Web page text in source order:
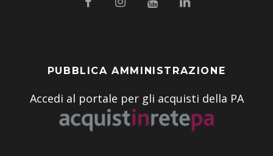
PUBBLICA AMMINISTRAZIONE
Accedi al portale per gli acquisti della PA